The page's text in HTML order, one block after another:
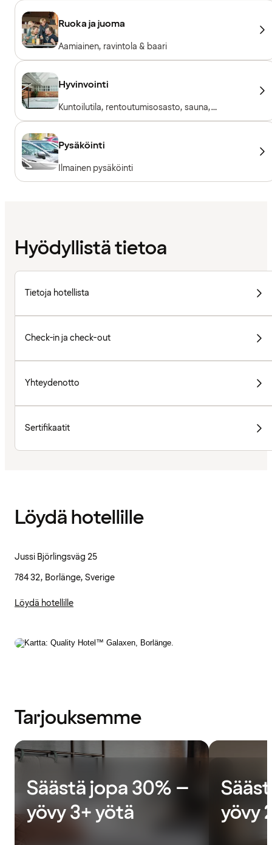
Ruoka ja juoma
Aamiainen, ravintola & baari
Hyvinvointi
Kuntoilutila, rentoutumisosasto, sauna,
poreallas
Pysäköinti
Ilmainen pysäköinti
Hyödyllistä tietoa
Tietoja hotellista
Check-in ja check-out
Yhteydenotto
Sertifikaatit
Löydä hotellille
Jussi Björlingsväg 25
784 32, Borlänge, Sverige
Löydä hotellille
Tarjouksemme
Säästä jopa 30% –
yövy 3+ yötä
yövy